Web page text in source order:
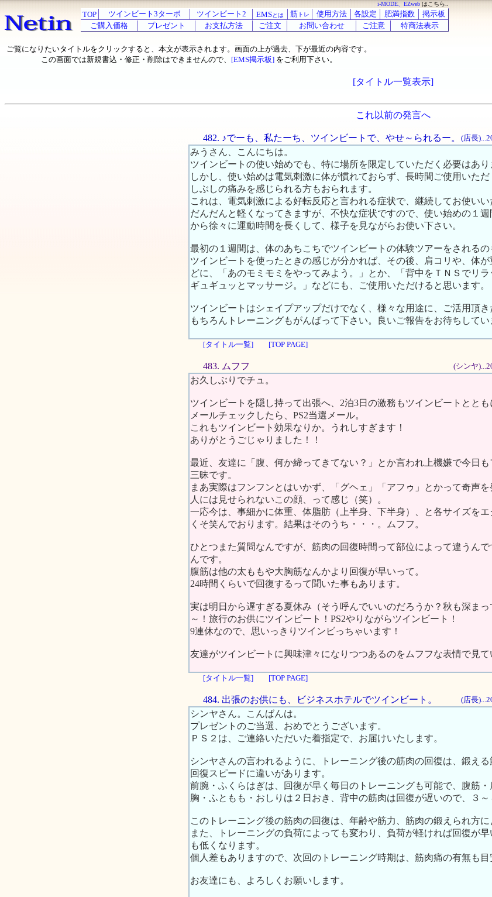
i-MODE、EZweb はこちら..
TOP ツインビート3ターボ ツインビート2 EMSとは 筋 トレ 使用方法 各設定 肥満指数
掲示板
ご購入価格
プレゼント お支払方法 ご注文 お問い合わせ ご注意 特商法表示
ご覧になりたいタイトルをクリックすると、本文が表示されます。画面の上が過去、下が最近の内容です。
この画面では新規書込・修正・削除はできませんので、 [EMS掲示板] をご利用下さい。
[タイトル一覧表示]
これ以前の発言へ
482. ♪でーも、私たーち、ツインビートで、やせ～られるー。 (店長
みうさん、こんにちは。
ツインビートの使い始めでも、特に場所を限定していただく必要はあり
しかし、使い始めは電気刺激に体が慣れておらず、長時間ご使用いた
しぶしの痛みを感じられる方もおられます。
これは、電気刺激による好転反応と言われる症状で、継続してお使い
だんだんと軽くなってきますが、不快な症状ですので、使い始めの１
から徐々に運動時間を長くして、様子を見ながらお使い下さい。
最初の１週間は、体のあちこちでツインビートの体験ツアーをされるの
ツインビートを使ったときの感じが分かれば、その後、肩コリや、体
どに、「あのモミモミをやってみよう。」とか、「背中をＴＮＳでリ
ギュギュッとマッサージ。」などにも、ご使用いただけると思います。
ツインビートはシェイプアップだけでなく、様々な用途に、ご活用頂き
もちろんトレーニングもがんばって下さい。良いご報告をお待ちしてい
[タイトル一覧] [TOP PAGE]
483. ムフフ (シンヤ
お久しぶりでチュ。
ツインビートを隠し持って出張へ、2泊3日の激務もツインビートとと
メールチェックしたら、PS2当選メール。
これもツインビート効果なりか。うれしすぎます！
ありがとうごじゃりました！！
最近、友達に「腹、何か締ってきてない？」とか言われ上機嫌で今日も
三昧です。
まあ実際はフンフンとはいかず、「グヘェ」「アフゥ」とかって奇声を
人には見せられないこの顔、って感じ（笑）。
一応今は、事細かに体重、体脂肪（上半身、下半身）、と各サイズを
くそ笑んでおります。結果はそのうち・・・。ムフフ。
ひとつまた質問なんですが、筋肉の回復時間って部位によって違うん
んです。
腹筋は他の太ももや大胸筋なんかより回復が早いって。
24時間くらいで回復するって聞いた事もあります。
実は明日から遅すぎる夏休み（そう呼んでいいのだろうか？秋も深まっ
～！旅行のお供にツインビート！PS2やりながらツインビート！
9連休なので、思いっきりツインビっちゃいます！
友達がツインビートに興味津々になりつつあるのをムフフな表情で見て
[タイトル一覧] [TOP PAGE]
484. 出張のお供にも、ビジネスホテルでツインビート。 (店長
シンヤさん。こんばんは。
プレゼントのご当選、おめでとうございます。
ＰＳ２は、ご連絡いただいた着指定で、お届けいたします。
シンヤさんの言われるように、トレーニング後の筋肉の回復は、鍛える
回復スピードに違いがあります。
前腕・ふくらはぎは、回復が早く毎日のトレーニングも可能で、腹筋・
胸・ふともも・おしりは２日おき、背中の筋肉は回復が遅いので、３～
このトレーニング後の筋肉の回復は、年齢や筋力、筋肉の鍛えられ方に
また、トレーニングの負荷によっても変わり、負荷が軽ければ回復が
も低くなります。
個人差もありますので、次回のトレーニング時期は、筋肉痛の有無も目
お友達にも、よろしくお願いします。